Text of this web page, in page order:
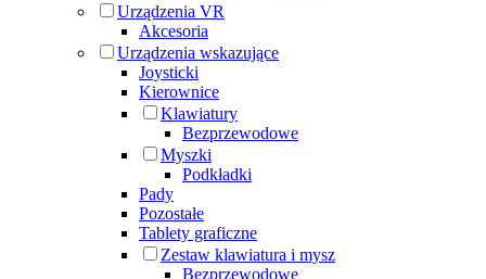
Urządzenia VR
Akcesoria
Urządzenia wskazujące
Joysticki
Kierownice
Klawiatury
Bezprzewodowe
Myszki
Podkładki
Pady
Pozostałe
Tablety graficzne
Zestaw klawiatura i mysz
Bezprzewodowe